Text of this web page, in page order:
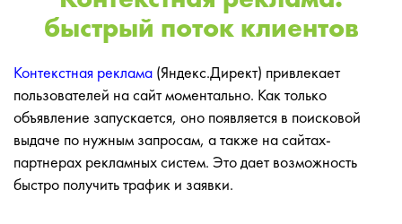
быстрый поток клиентов
Контекстная реклама (Яндекс.Директ) привлекает
пользователей на сайт моментально. Как только
объявление запускается, оно появляется в поисковой
выдаче по нужным запросам, а также на сайтах-
партнерах рекламных систем. Это дает возможность
быстро получить трафик и заявки.